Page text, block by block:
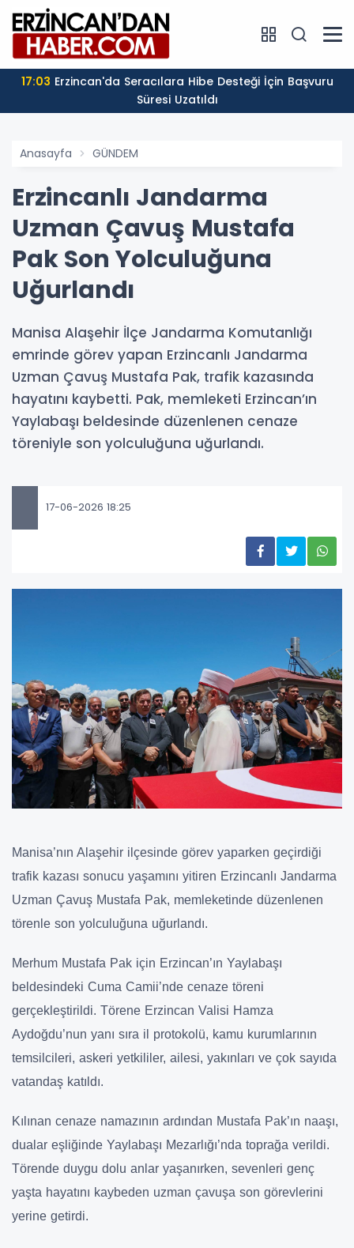
17:03
Süresi Uzatıldı
Anasayfa GÜNDEM
Erzincanlı Jandarma
Uzman Çavuş Mustafa
Pak Son Yolculuğuna
Uğurlandı
Manisa Alaşehir İlçe Jandarma Komutanlığı
emrinde görev yapan Erzincanlı Jandarma
Uzman Çavuş Mustafa Pak, trafik kazasında
hayatını kaybetti. Pak, memleketi Erzincan’ın
Yaylabaşı beldesinde düzenlenen cenaze
töreniyle son yolculuğuna uğurlandı.
17-06-2026 18:25
Manisa’nın Alaşehir ilçesinde görev yaparken geçirdiği
trafik kazası sonucu yaşamını yitiren Erzincanlı Jandarma
Uzman Çavuş Mustafa Pak, memleketinde düzenlenen
törenle son yolculuğuna uğurlandı.
Merhum Mustafa Pak için Erzincan’ın Yaylabaşı
beldesindeki Cuma Camii’nde cenaze töreni
gerçekleştirildi. Törene Erzincan Valisi Hamza
Aydoğdu’nun yanı sıra il protokolü, kamu kurumlarının
temsilcileri, askeri yetkililer, ailesi, yakınları ve çok sayıda
vatandaş katıldı.
Kılınan cenaze namazının ardından Mustafa Pak’ın naaşı,
dualar eşliğinde Yaylabaşı Mezarlığı’nda toprağa verildi.
Törende duygu dolu anlar yaşanırken, sevenleri genç
yaşta hayatını kaybeden uzman çavuşa son görevlerini
yerine getirdi.